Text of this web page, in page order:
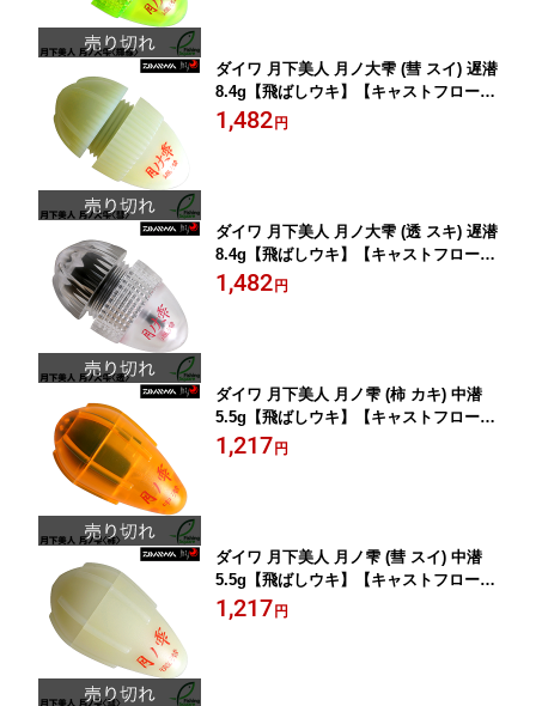
ダイワ 月下美人 月ノ大雫 (彗 スイ) 遅潜
8.4g【飛ばしウキ】【キャストフロー
ト】
1,482 円
ダイワ 月下美人 月ノ大雫 (透 スキ) 遅潜
8.4g【飛ばしウキ】【キャストフロー
ト】
1,482 円
ダイワ 月下美人 月ノ雫 (柿 カキ) 中潜
5.5g【飛ばしウキ】【キャストフロー
ト】
1,217 円
ダイワ 月下美人 月ノ雫 (彗 スイ) 中潜
5.5g【飛ばしウキ】【キャストフロー
ト】
1,217 円